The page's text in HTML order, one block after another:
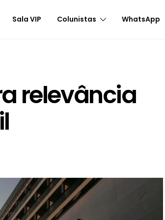
Sala VIP Colunistas WhatsApp
relevância